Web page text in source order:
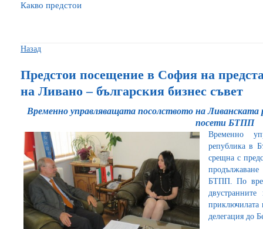
Какво предстои
Назад
Предстои посещение в София на
на Ливано – българския бизнес съвет
Временно управляващата посолството на Ливанската
посети БТПП
Временно
република в
срещна с
БТПП. По
приключилата
делегация до